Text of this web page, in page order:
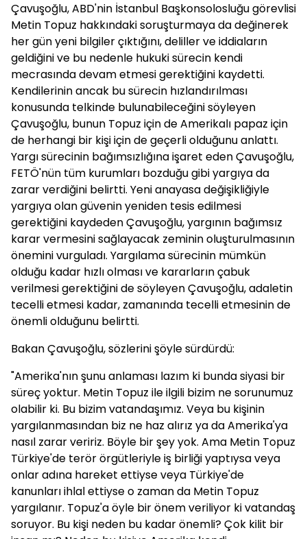
Çavuşoğlu, ABD'nin İstanbul Başkonsolosluğu görevlisi
Metin Topuz hakkındaki soruşturmaya da değinerek
her gün yeni bilgiler çıktığını, deliller ve iddiaların
geldiğini ve bu nedenle hukuki sürecin kendi
mecrasında devam etmesi gerektiğini kaydetti.
Kendilerinin ancak bu sürecin hızlandırılması
konusunda telkinde bulunabileceğini söyleyen
Çavuşoğlu, bunun Topuz için de Amerikalı papaz için
de herhangi bir kişi için de geçerli olduğunu anlattı.
Yargı sürecinin bağımsızlığına işaret eden Çavuşoğlu,
FETÖ'nün tüm kurumları bozduğu gibi yargıya da
zarar verdiğini belirtti. Yeni anayasa değişikliğiyle
yargıya olan güvenin yeniden tesis edilmesi
gerektiğini kaydeden Çavuşoğlu, yargının bağımsız
karar vermesini sağlayacak zeminin oluşturulmasının
önemini vurguladı. Yargılama sürecinin mümkün
olduğu kadar hızlı olması ve kararların çabuk
verilmesi gerektiğini de söyleyen Çavuşoğlu, adaletin
tecelli etmesi kadar, zamanında tecelli etmesinin de
önemli olduğunu belirtti.
Bakan Çavuşoğlu, sözlerini şöyle sürdürdü:
"Amerika'nın şunu anlaması lazım ki bunda siyasi bir
süreç yoktur. Metin Topuz ile ilgili bizim ne sorunumuz
olabilir ki. Bu bizim vatandaşımız. Veya bu kişinin
yargılanmasından biz ne haz alırız ya da Amerika'ya
nasıl zarar veririz. Böyle bir şey yok. Ama Metin Topuz
Türkiye'de terör örgütleriyle iş birliği yaptıysa veya
onlar adına hareket ettiyse veya Türkiye'de
kanunları ihlal ettiyse o zaman da Metin Topuz
yargılanır. Topuz'a öyle bir önem veriliyor ki vatandaş
soruyor. Bu kişi neden bu kadar önemli? Çok kilit bir